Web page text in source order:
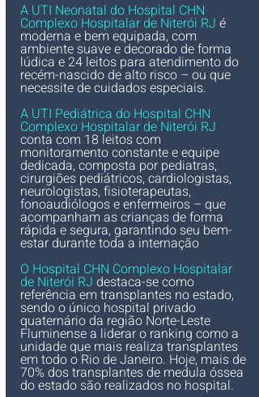
A UTI Neonatal do Hospital CHN
Complexo Hospitalar de Niterói RJ é
moderna e bem equipada, com
ambiente suave e decorado de forma
lúdica e 24 leitos para atendimento do
recém-nascido de alto risco – ou que
necessite de cuidados especiais.
A UTI Pediátrica do Hospital CHN
Complexo Hospitalar de Niterói RJ
conta com 18 leitos com
monitoramento constante e equipe
dedicada, composta por pediatras,
cirurgiões pediátricos, cardiologistas,
neurologistas, fisioterapeutas,
fonoaudiólogos e enfermeiros – que
acompanham as crianças de forma
rápida e segura, garantindo seu bem-
estar durante toda a internação
O Hospital CHN Complexo Hospitalar
de Niterói RJ destaca-se como
referência em transplantes no estado,
sendo o único hospital privado
quaternário da região Norte-Leste
Fluminense a liderar o ranking como a
unidade que mais realiza transplantes
em todo o Rio de Janeiro. Hoje, mais de
70% dos transplantes de medula óssea
do estado são realizados no hospital.